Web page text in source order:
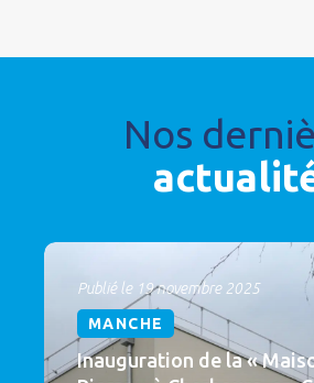
Nos
Publié le 19 novembre 2025
MANCHE
Inauguration de la «